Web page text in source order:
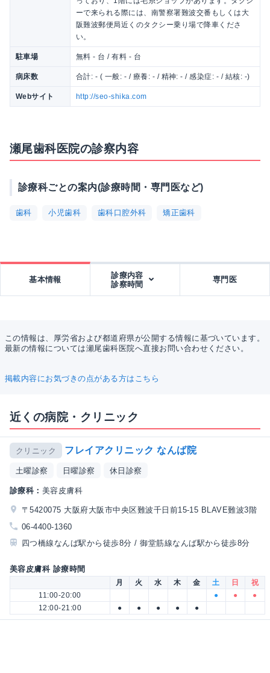
ーで来られる際には、南警察署難波交番もしくは大
阪難波郵便局近くのタクシー乗り場で降車くださ
い。
駐車場 無料 - 台 / 有料 - 台
病床数 合計: - ( 一般: - / 療養: - / 精神: - / 感染症: - / 結核: -)
Webサイト http://seo-shika.com
瀬尾歯科医院の診察内容
診療科ごとの案内(診療時間・専門医など)
歯科 小児歯科 歯科口腔外科 矯正歯科
基本情報
診療内容
診察時間
専門医
この情報は、厚労省および都道府県が公開する情報に基づいています。
最新の情報については瀬尾歯科医院へ直接お問い合わせください。
掲載内容にお気づきの点がある方はこちら
近くの病院・クリニック
クリニック フレイアクリニック なんば院
土曜診察 日曜診察 休日診察
診療科： 美容皮膚科
〒5420075 大阪府大阪市中央区難波千日前15-15 BLAVE難波3階
06-4400-1360
四つ橋線なんば駅から徒歩8分 / 御堂筋線なんば駅から徒歩8分
美容皮膚科 診療時間
月 火 水 木 金 土 日
祝
11:00-20:00
● ●
●
12:00-21:00
● ● ● ● ●